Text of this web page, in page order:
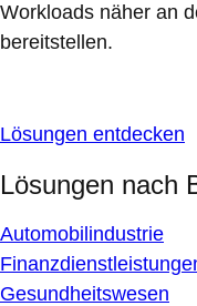
Workloads näher an
bereitstellen.
Lösungen entdecken
Lösungen nach
Automobilindustrie
Gesundheitswesen